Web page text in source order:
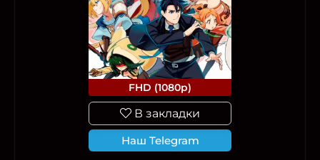
FHD (1080p)
В закладки
Наш Telegram